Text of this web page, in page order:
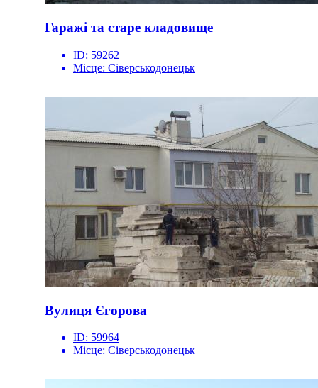
Гаражі та старе кладовище
ID: 59262
Місце: Сіверськодонецьк
Вулиця Єгорова
ID: 59964
Місце: Сіверськодонецьк